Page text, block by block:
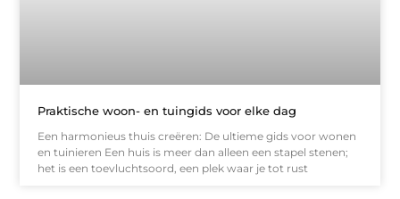
Praktische woon- en tuingids voor elke dag
Een harmonieus thuis creëren: De ultieme gids voor wonen
en tuinieren Een huis is meer dan alleen een stapel stenen;
het is een toevluchtsoord, een plek waar je tot rust